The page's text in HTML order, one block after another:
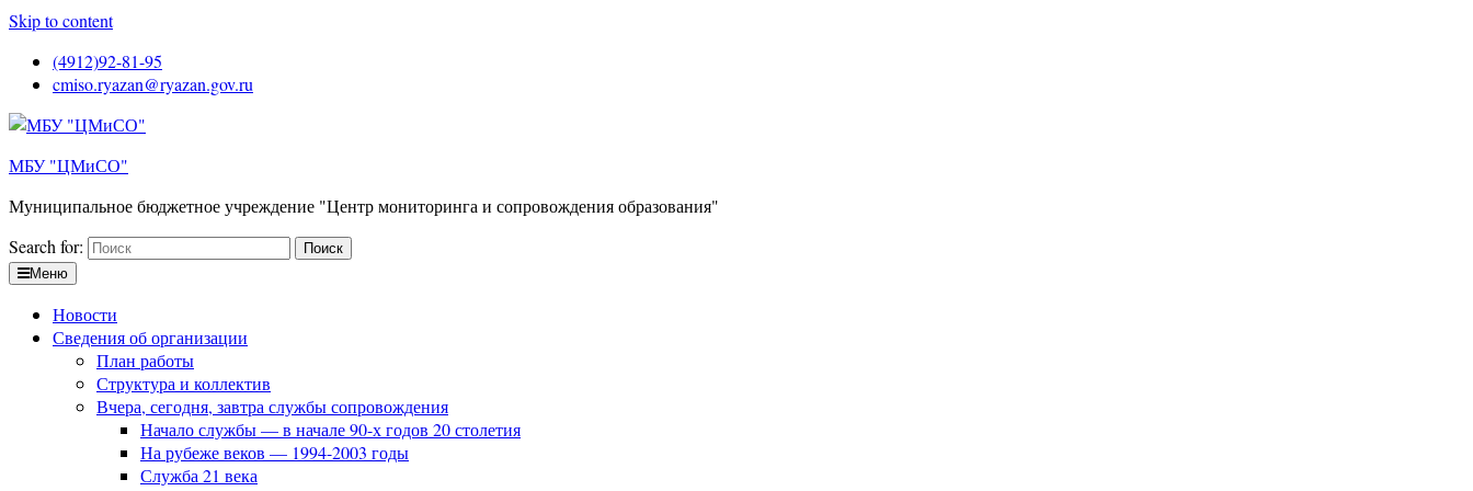
Skip to content
(4912)92-81-95
cmiso.ryazan@ryazan.gov.ru
МБУ "ЦМиСО"
Муниципальное бюджетное учреждение "Центр мониторинга и сопровождения образования"
Search for:
Меню
Новости
Сведения об организации
План работы
Структура и коллектив
Вчера, сегодня, завтра службы сопровождения
Начало службы — в начале 90-х годов 20 столетия
На рубеже веков — 1994-2003 годы
Служба 21 века